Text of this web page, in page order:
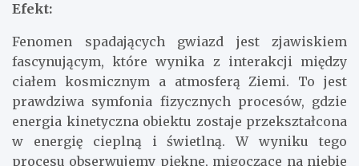
Efekt:
Fenomen spadających gwiazd jest zjawiskiem
fascynującym, które wynika z interakcji między
ciałem kosmicznym a atmosferą Ziemi. To jest
prawdziwa symfonia fizycznych procesów, gdzie
energia kinetyczna obiektu zostaje przekształcona
w energię cieplną i świetlną. W wyniku tego
procesu obserwujemy piękne, migoczące na niebie